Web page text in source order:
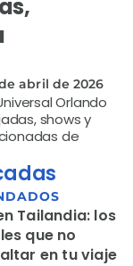
abril de 2026
Orlando
shows y
de
Tailandia: los
que no
en tu viaje